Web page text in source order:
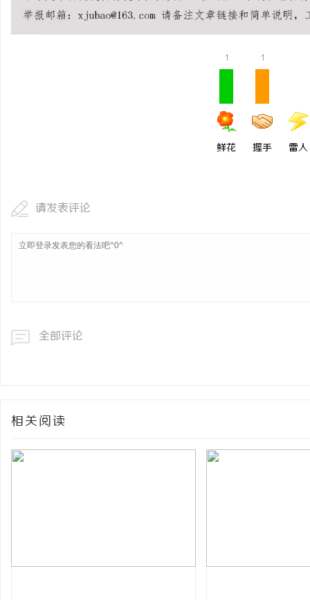
1
鲜花
1
握手 雷人
请发表评论
全部评论
相关阅读
开店最怕“搜不到”为什